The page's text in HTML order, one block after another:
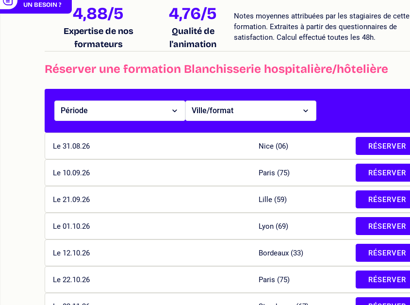
4,88/5
Expertise de nos
formateurs
4,76/5
Qualité de
l'animation
Notes moyennes attribuées par les stagiaires de cette
formation. Extraites à partir des questionnaires de
satisfaction. Calcul effectué toutes les 48h.
Réserver une formation Blanchisserie hospitalière/hôtelière
Période Ville/format
Le 31.08.26 Nice (06) RÉSERVER
Le 10.09.26 Paris (75) RÉSERVER
Le 21.09.26 Lille (59) RÉSERVER
Le 01.10.26 Lyon (69) RÉSERVER
Le 12.10.26 Bordeaux (33) RÉSERVER
Le 22.10.26 Paris (75) RÉSERVER
UN BESOIN ?